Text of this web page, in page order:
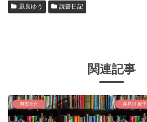
凪良ゆう 読書日記
関連記事
羽田圭介 井戸川 射子